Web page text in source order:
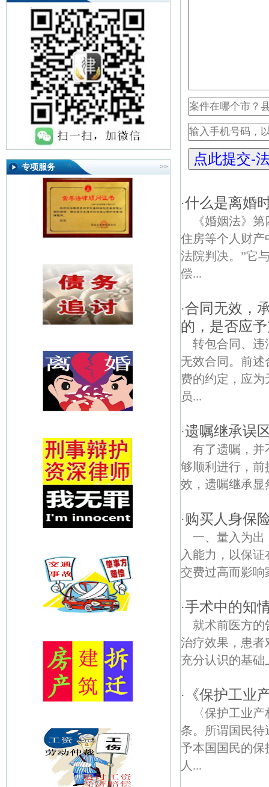
专项服务 >>
·什么是离婚
《婚姻法》
住房等个人财产
法院判决。”它
偿...
·合同无效，
的，是否应
转包合同、违
无效合同。前
费的约定，应
员...
·遗嘱继承误
有了遗嘱，并
够顺利进行，前
效，遗嘱继承显
·购买人身保
一、量入为
入能力，以保
交费过高而影响
·手术中的知
就术前医方的
治疗效果，患者
充分认识的基
· 《保护工业
〈保护工业
条。所谓国民
予本国国民的保
人...